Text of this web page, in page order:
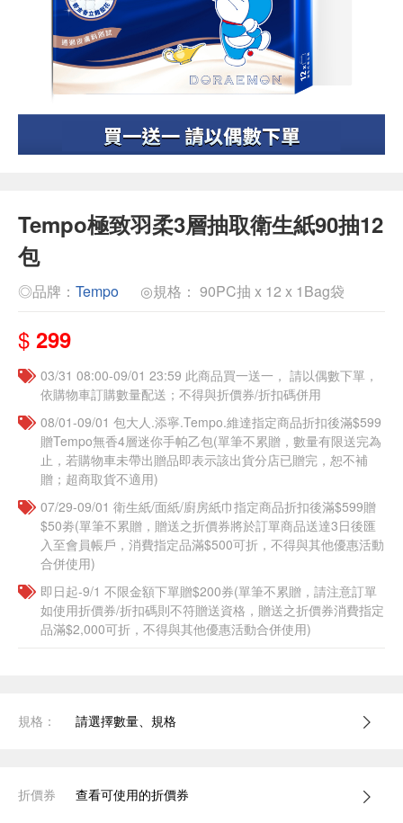
Tempo極致羽柔3層抽取衛生紙90抽12
包
◎品牌： Tempo ◎規格： 90PC抽 x 12 x 1Bag袋
$ 299
03/31 08:00-09/01 23:59 此商品買一送一， 請以偶數下單，
依購物車訂購數量配送；不得與折價券/折扣碼併用
08/01-09/01 包大人.添寧.Tempo.維達指定商品折扣後滿$599
贈Tempo無香4層迷你手帕乙包(單筆不累贈，數量有限送完為
止，若購物車未帶出贈品即表示該出貨分店已贈完，恕不補
贈；超商取貨不適用)
07/29-09/01 衛生紙/面紙/廚房紙巾指定商品折扣後滿$599贈
$50劵(單筆不累贈，贈送之折價券將於訂單商品送達3日後匯
入至會員帳戶，消費指定品滿$500可折，不得與其他優惠活動
合併使用)
即日起-9/1 不限金額下單贈$200券(單筆不累贈，請注意訂單
如使用折價券/折扣碼則不符贈送資格，贈送之折價券消費指定
品滿$2,000可折，不得與其他優惠活動合併使用)
規格： 請選擇數量、規格
折價券 查看可使用的折價券